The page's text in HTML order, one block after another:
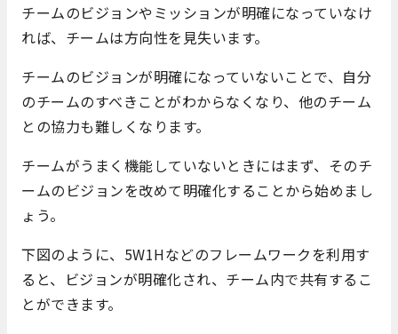
チームのビジョンやミッションが明確になっていなけ
れば、チームは方向性を見失います。
チームのビジョンが明確になっていないことで、自分
のチームのすべきことがわからなくなり、他のチーム
との協力も難しくなります。
チームがうまく機能していないときにはまず、そのチ
ームのビジョンを改めて明確化することから始めまし
ょう。
下図のように、5W1Hなどのフレームワークを利用す
ると、ビジョンが明確化され、チーム内で共有するこ
とができます。